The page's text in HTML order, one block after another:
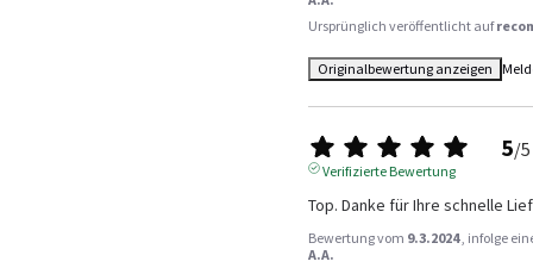
Ursprünglich veröffentlicht auf
Originalbewertung anzeigen
5/5
Verifizierte Bewertung
Top. Danke für Ihre schnelle
Bewertung vom 9.3.2024 , infolge
A.A.